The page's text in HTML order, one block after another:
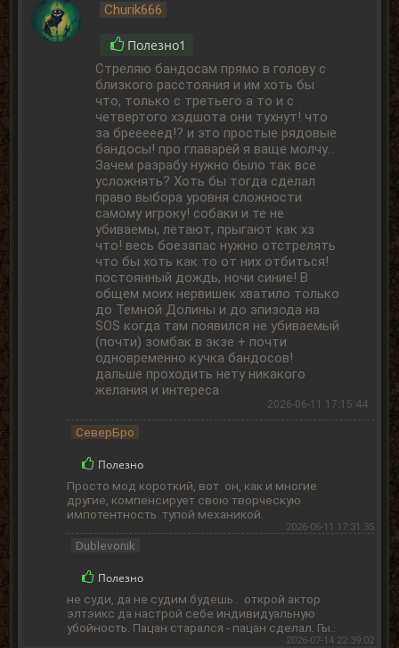
Churik666
Полезно1
Стреляю бандосам прямо в голову с
близкого расстояния и им хоть бы
что, только с третьего а то и с
четвертого хэдшота они тухнут! что
за брееееед!? и это простые рядовые
бандосы! про главарей я ваще молчу...
Зачем разрабу нужно было так все
усложнять? Хоть бы тогда сделал
право выбора уровня сложности
самому игроку! собаки и те не
убиваемы, летают, прыгают как хз
что! весь боезапас нужно отстрелять
что бы хоть как то от них отбиться!
постоянный дождь, ночи синие! В
общем моих нервишек хватило только
до Темной Долины и до эпизода на
SOS когда там появился не убиваемый
(почти) зомбак в экзе + почти
одновременно кучка бандосов!
дальше проходить нету никакого
желания и интереса
2026-06-11 17:15:44
СеверБро
Полезно
Просто мод короткий, вот он, как и многие
другие, компенсирует свою творческую
импотентность тупой механикой.
2026-06-11 17:31:35
Dublevonik
Полезно
не суди, да не судим будешь.. открой актор
элтэикс да настрой себе индивидуальную
убойность. Пацан старался - пацан сделал. Гы..
2026-07-14 22:39:02